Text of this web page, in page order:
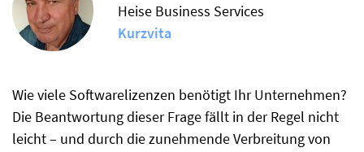
Heise Business Services
Kurzvita
Wie viele Softwarelizenzen benötigt Ihr Unternehmen?
Die Beantwortung dieser Frage fällt in der Regel nicht
leicht – und durch die zunehmende Verbreitung von